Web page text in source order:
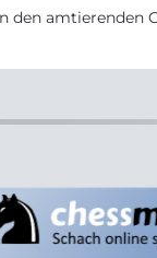
amtierenden